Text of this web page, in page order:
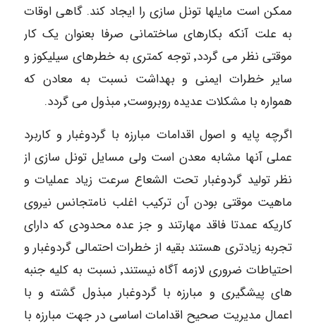
ممکن است مایلها تونل سازی را ایجاد کند. گاهی اوقات
به علت آنکه بکارهای ساختمانی صرفا بعنوان یک کار
موقتی نظر می گردد٬ توجه کمتری به خطرهای سیلیکوز و
سایر خطرات ایمنی و بهداشت نسبت به معادن که
همواره با مشکلات عدیده روبروست٬ مبذول می گردد.
اگرچه پایه و اصول اقدامات مبارزه با گردوغبار و کاربرد
عملی آنها مشابه معدن است ولی مسایل تونل سازی از
نظر تولید گردوغبار تحت الشعاع سرعت زیاد عملیات و
ماهیت موقتی بودن آن ترکیب اغلب نامتجانس نیروی
کاریکه عمدتا فاقد مهارتند و جز عده محدودی که دارای
تجربه زیادتری هستند بقیه از خطرات احتمالی گردوغبار و
احتیاطات ضروری لازمه آگاه نیستند٬ نسبت به کلیه جنبه
های پیشگیری و مبارزه با گردوغبار مبذول گشته و با
اعمال مدیریت صحیح اقدامات اساسی در جهت مبارزه با